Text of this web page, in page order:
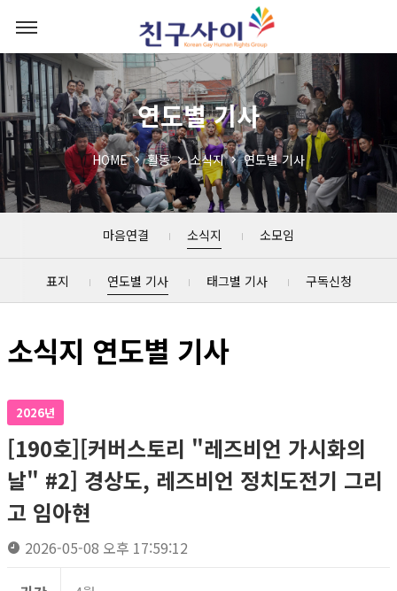
연도별 기사
HOME 활동 소식지 연도별 기사
마음연결 소식지 소모임
표지 연도별 기사 태그별 기사 구독신청
소식지 연도별 기사
2026년
[190호][커버스토리 "레즈비언 가시화의
날" #2] 경상도, 레즈비언 정치도전기 그리
고 임아현
2026-05-08 오후 17:59:12